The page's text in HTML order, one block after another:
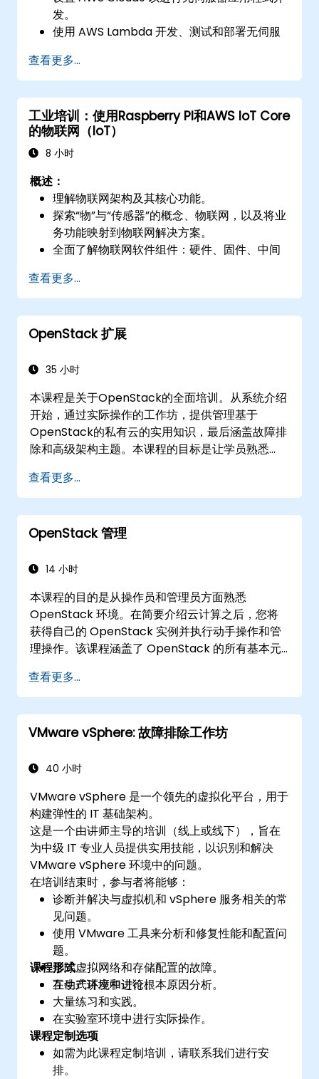
发。
使用 AWS Lambda 开发、测试和部署无伺服
与其他 AWS 服务（如 API Gateway 和 S3）
集成。
优化无伺服器应用程式以提高性能和成本效
率。
查看更多...
工业培训：使用Raspberry PI和AWS IoT Core
的物联网（IoT）
8 小时
概述：
理解物联网架构及其核心功能。
探索“物”与“传感器”的概念、物联网，以及将业
务功能映射到物联网解决方案。
全面了解物联网软件组件：硬件、固件、中间
关键物联网功能：车队管理、数据可视化、基
于SaaS的车队管理和数据可视化、警报系统、
传感器和“物”的接入，以及地理围栏。
使用MQTT进行物联网设备到云的通信基础知
通过MQTT将物联网设备连接到AWS IoT
将AWS IoT Core与AWS Lambda集成以进行
计算，并与Amazon DynamoDB集成以进行
数据存储。
将Raspberry Pi连接到AWS IoT Core，实现
无缝数据通信。
查看更多...
OpenStack 扩展
35 小时
本课程是关于OpenStack的全面培训。从系统介绍
开始，通过实际操作的工作坊，提供管理基于
OpenStack的私有云的实用知识，最后涵盖故障排
除和高级架构主题。本课程的目标是让学员熟悉
OpenStack云提供坚实基础。课程涵盖所有通过
OpenStack管理员认证考试所需的主题。
查看更多...
OpenStack 管理
14 小时
本课程的目的是从操作员和管理员方面熟悉
OpenStack 环境。在简要介绍云计算之后，您将
获得自己的 OpenStack 实例并执行动手操作和管
理操作。该课程涵盖了 OpenStack 的所有基本元
OpenStack 环境中约 75% 的实践研讨会。
查看更多...
VMware vSphere: 故障排除工作坊
40 小时
VMware vSphere 是一个领先的虚拟化平台，用于
构建弹性的 IT 基础架构。
这是一个由讲师主导的培训（线上或线下），旨在
为中级 IT 专业人员提供实用技能，以识别和解决
VMware vSphere 环境中的问题。
在培训结束时，参与者将能够：
诊断并解决与虚拟机和 vSphere 服务相关的常
见问题。
使用 VMware 工具来分析和修复性能和配置问
题。
排除虚拟网络和存储配置的故障。
在生产环境中进行根本原因分析。
课程形式
互动式讲座和讨论。
大量练习和实践。
在实验室环境中进行实际操作。
课程定制选项
如需为此课程定制培训，请联系我们进行安
排。